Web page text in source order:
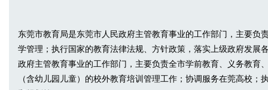
东莞市教育局是东莞市人民政府主管教育事业的工作部门，主要
学管理；执行国家的教育法律法规、方针政策，落实上级政府发
政府主管教育事业的工作部门，主要负责全市学前教育、义务教
（含幼儿园儿童）的校外教育培训管理工作；协调服务在莞高校